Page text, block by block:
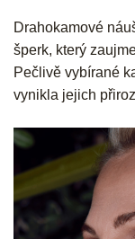
Drahokamové
šperk, který
Pečlivě vybírané
vynikla jejich